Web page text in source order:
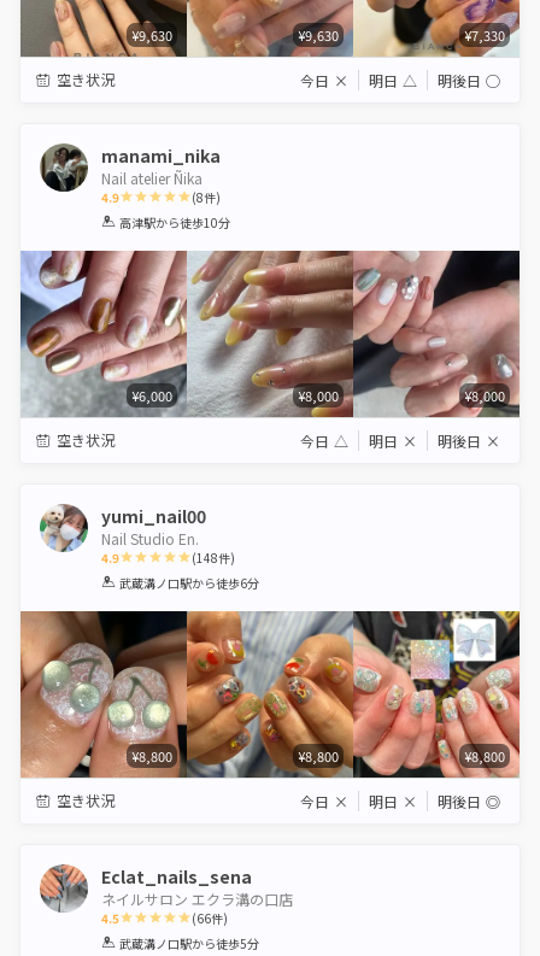
¥9,630 ¥9,630 ¥7,330
空き状況 今日 × 明日 △ 明後日 ◯
manami_nika
Nail atelier Ñika
4.9
1 2 3 4 5
(8件)
高津駅から徒歩10分
¥6,000 ¥8,000 ¥8,000
空き状況 今日 △ 明日 × 明後日 ×
yumi_nail00
Nail Studio En.
4.9
1 2 3 4 5
(148件)
武蔵溝ノ口駅から徒歩6分
¥8,800 ¥8,800 ¥8,800
空き状況 今日 × 明日 × 明後日 ◎
Eclat_nails_sena
ネイルサロン エクラ溝の口店
4.5
1 2 3 4 5
(66件)
武蔵溝ノ口駅から徒歩5分